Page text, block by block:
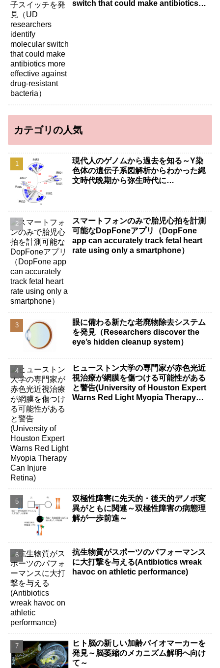
switch that could make antibiotics
カテゴリの人気
現代人のゲノムから過去を知る～Y染
色体の遺伝子系図解析からわかった縄
文時代晩期から弥生時代に…
スマートフォンのみで胎児心拍を計測
可能なDopFoneアプリ（DopFone
app can accurately track fetal heart
rate using only a smartphone）
眼に備わる新たな老廃物除去システム
を発見（Researchers discover the
eye’s hidden cleanup system）
ヒューストン大学の専門家が赤色光近
視治療が網膜を傷つける可能性がある
と警告(University of Houston Expert
Warns Red Light Myopia Therapy
双極性障害に先天的・後天的デノボ変
異がともに関連～双極性障害の病態理
解が一歩前進～
抗生物質がスポーツのパフォーマンス
に大打撃を与える(Antibiotics wreak
havoc on athletic performance)
ヒト脳の新しい加齢バイオマーカーを
発見～脳萎縮のメカニズム解明へ向け
て～